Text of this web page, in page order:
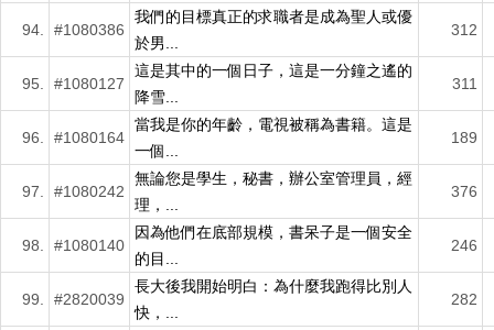
94. #1080386
我們的目標真正的求職者是成為聖人或優
於男...
312
95. #1080127
這是其中的一個日子，這是一分鐘之遙的
降雪...
311
96. #1080164
當我是你的年齡，電視被稱為書籍。這是
一個...
189
97. #1080242
無論您是學生，秘書，辦公室管理員，經
理，...
376
98. #1080140
因為他們在底部規模，書呆子是一個安全
的目...
246
99. #2820039
長大後我開始明白：為什麼我跑得比別人
快，...
282